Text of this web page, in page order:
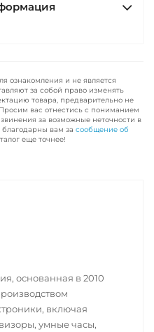
ознакомления и не является
за собой право изменять
товара, предварительно не
вас отнестись с пониманием
за возможные неточности в
вам за сообщение об
еще точнее!
основанная в 2010
включая
умные часы,